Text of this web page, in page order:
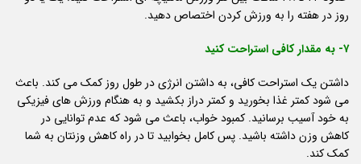
روز در هفته را به ورزش کردن اختصاص دهید.
۷- به مقدار کافی استراحت کنید
داشتن یک استراحت کافی، به داشتن انرژی در طول روز کمک می کند. باعث
می شود کمتر غذا بخورید و کمتر دراز بکشید و به هنگام ورزش های فیزیکی
به خود آسیب برسانید. کمبود خواب، باعث می شود که عدم توانایی در
کاهش وزن داشته باشید. پس کامل بخوابید تا در راه کاهش وزنتان به شما
کمک کند.